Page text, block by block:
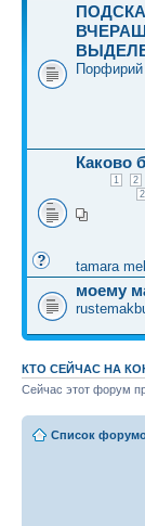
Порфирий
Каково
1 2
tamara
моему
КТО СЕЙЧАС НА
Сейчас этот форум
Список